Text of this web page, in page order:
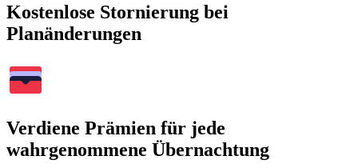
Kostenlose Stornierung bei
Planänderungen
Verdiene Prämien für jede
wahrgenommene Übernachtung